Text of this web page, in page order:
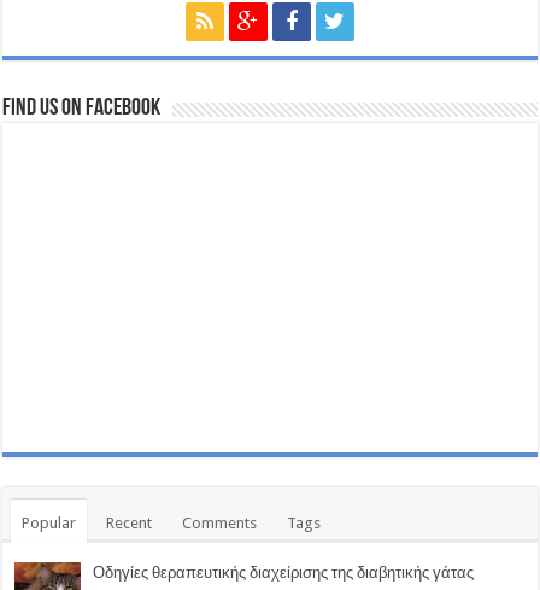
Find us on Facebook
Popular Recent Comments Tags
Οδηγίες θεραπευτικής διαχείρισης της διαβητικής γάτας